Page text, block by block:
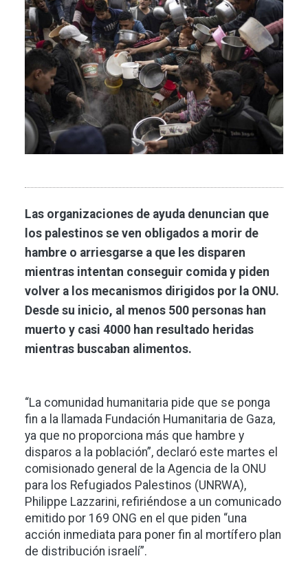
Las organizaciones de ayuda denuncian que
los palestinos se ven obligados a morir de
hambre o arriesgarse a que les disparen
mientras intentan conseguir comida y piden
volver a los mecanismos dirigidos por la ONU.
Desde su inicio, al menos 500 personas han
muerto y casi 4000 han resultado heridas
mientras buscaban alimentos.
“La comunidad humanitaria pide que se ponga
fin a la llamada Fundación Humanitaria de Gaza,
ya que no proporciona más que hambre y
disparos a la población”, declaró este martes el
comisionado general de la Agencia de la ONU
para los Refugiados Palestinos (UNRWA),
Philippe Lazzarini, refiriéndose a un comunicado
emitido por 169 ONG en el que piden “una
acción inmediata para poner fin al mortífero plan
de distribución israelí”.